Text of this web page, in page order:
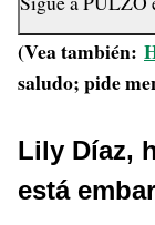
(Vea también:
saludo; pide
Lily Díaz,
está